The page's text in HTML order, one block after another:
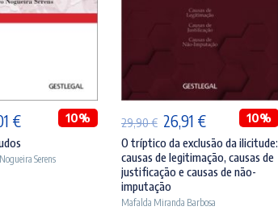
€O
atual
10%
Serens
29,90€ O
preço
original
era:
29,90 €.
26,91 €O
preço
atual
26,91 €.
10%
O tríptico da exclusão da ilicitude:
causas de legitimação, causas de
justificação e causas de não-
imputação
Mafalda Miranda Barbosa